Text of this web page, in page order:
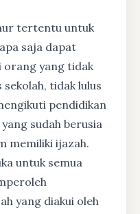
tertentu untuk
saja dapat
orang yang tidak
tidak lulus
pendidikan
sudah berusia
memiliki ijazah.
untuk semua
yang diakui oleh